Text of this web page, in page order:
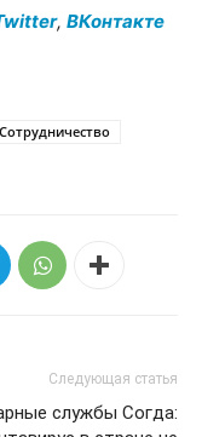
, ВКонтакте
Сотрудничество
Следующая статья
службы Согда: